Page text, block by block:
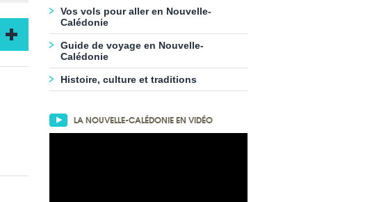
Vos vols pour aller en Nouvelle-
Calédonie
Guide de voyage en Nouvelle-
Calédonie
Histoire, culture et traditions
LA NOUVELLE-CALÉDONIE EN VIDÉO